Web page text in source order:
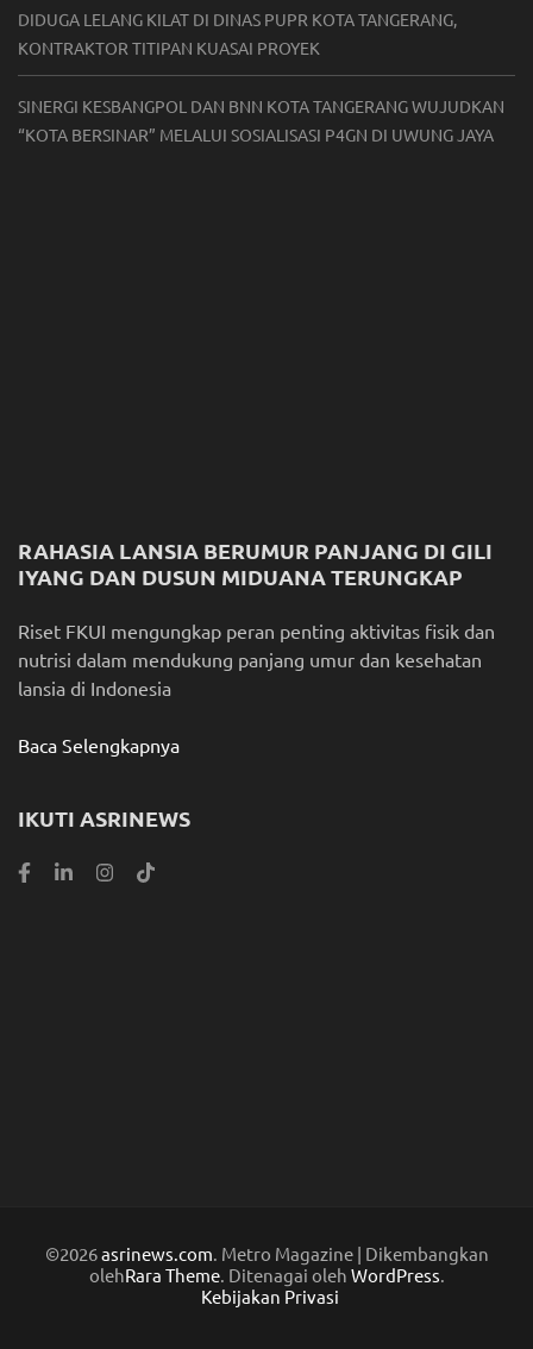
DIDUGA LELANG KILAT DI DINAS PUPR KOTA TANGERANG,
KONTRAKTOR TITIPAN KUASAI PROYEK
SINERGI KESBANGPOL DAN BNN KOTA TANGERANG WUJUDKAN
“KOTA BERSINAR” MELALUI SOSIALISASI P4GN DI UWUNG JAYA
RAHASIA LANSIA BERUMUR PANJANG DI GILI
IYANG DAN DUSUN MIDUANA TERUNGKAP
Riset FKUI mengungkap peran penting aktivitas fisik dan
nutrisi dalam mendukung panjang umur dan kesehatan
lansia di Indonesia
Baca Selengkapnya
IKUTI ASRINEWS
©2026asrinews.com. Metro Magazine | Dikembangkan
olehRara Theme. Ditenagai oleh WordPress.
Kebijakan Privasi